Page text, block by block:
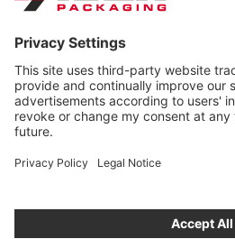
Ahora mismo está comprando como